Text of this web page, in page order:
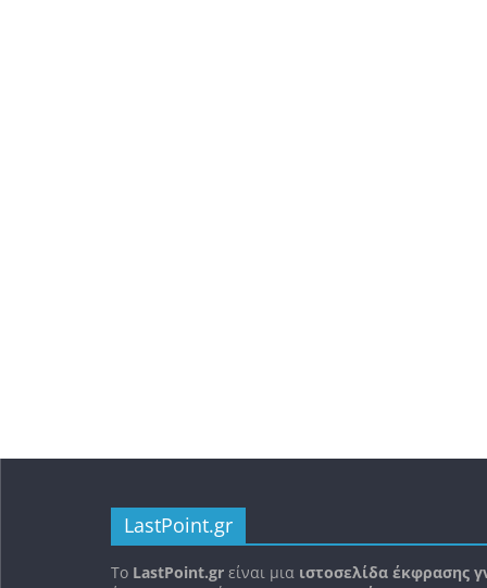
LastPoint.gr
To LastPoint.gr είναι μια ιστοσελίδα έκφρασης